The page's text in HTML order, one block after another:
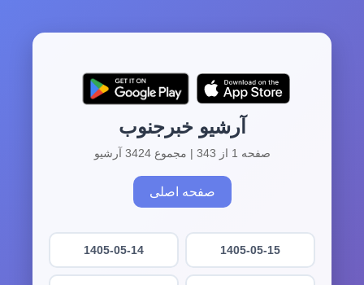
آرشیو خبرجنوب
صفحه 1 از 343 | مجموع 3424 آرشیو
صفحه اصلی
1405-05-15
1405-05-14